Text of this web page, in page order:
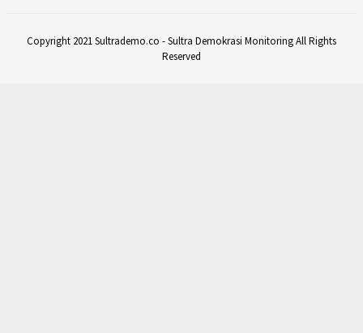
Copyright 2021 Sultrademo.co - Sultra Demokrasi Monitoring All Rights
Reserved